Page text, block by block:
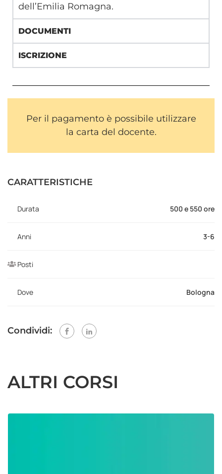
dell’Emilia Romagna.
DOCUMENTI
ISCRIZIONE
Per il pagamento è possibile utilizzare
la carta del docente.
CARATTERISTICHE
Durata 500 e 550 ore
Anni 3-6
Posti
Dove Bologna
Condividi:
ALTRI CORSI